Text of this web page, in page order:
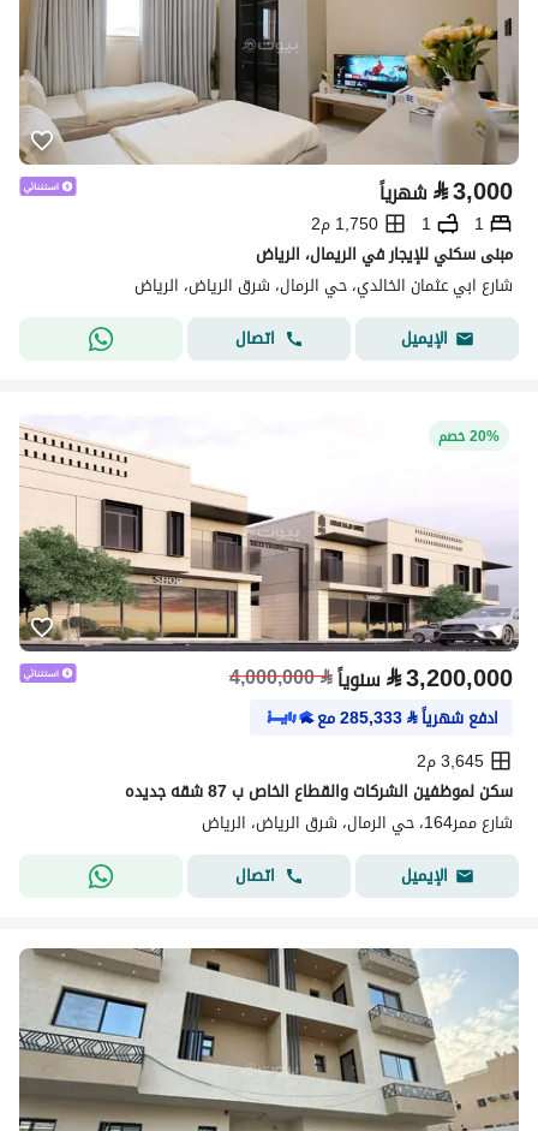
⃁3,000 شهرياً
1
1
1,750 م2
مبنى سكني للإيجار في الريمال، الرياض
شارع ابي عثمان الخالدي، حي الرمال، شرق الرياض، الرياض
الإيميل
اتصال
20% خصم
⃁3,200,000 سنوياً⃁
4,000,000
ادفع شهرياً⃁
285,333مع
3,645 م2
سكن لموظفين الشركات والقطاع الخاص ب 87 شقه جديده
شارع ممر164، حي الرمال، شرق الرياض، الرياض
الإيميل
اتصال